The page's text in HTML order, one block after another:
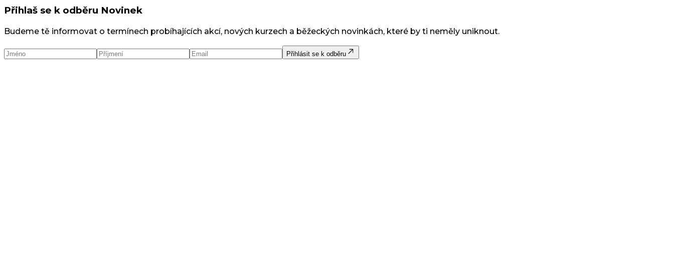
Přihlaš se k odběru Novinek
Budeme tě informovat o termínech probíhajících akcí, nových kurzech a běžeckých novinkách, které by ti neměly uniknout.
Přihlásit se k odběru